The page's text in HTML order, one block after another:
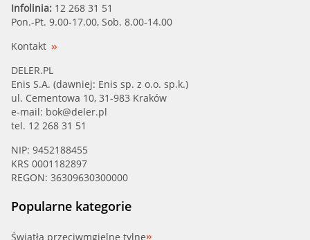
Infolinia: 12 268 31 51
Pon.-Pt. 9.00-17.00, Sob. 8.00-14.00
Kontakt
DELER.PL
Enis S.A. (dawniej: Enis sp. z o.o. sp.k.)
ul. Cementowa 10, 31-983 Kraków
e-mail: bok@deler.pl
tel. 12 268 31 51
NIP: 9452188455
KRS 0001182897
REGON: 36309630300000
Popularne kategorie
Światła przeciwmgielne tylne